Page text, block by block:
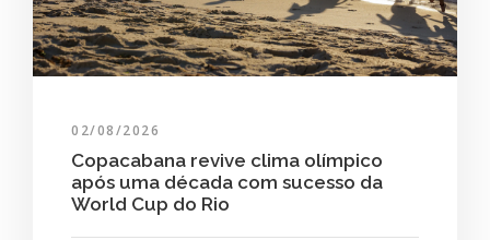
02/08/2026
Copacabana revive clima olímpico
após uma década com sucesso da
World Cup do Rio